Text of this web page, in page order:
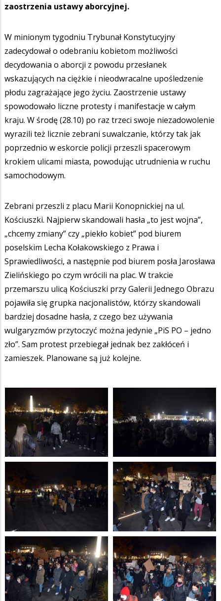
zaostrzenia ustawy aborcyjnej.
W minionym tygodniu Trybunał Konstytucyjny
zadecydował o odebraniu kobietom możliwości
decydowania o aborcji z powodu przesłanek
wskazujących na ciężkie i nieodwracalne upośledzenie
płodu zagrażające jego życiu. Zaostrzenie ustawy
spowodowało liczne protesty i manifestacje w całym
kraju. W środę (28.10) po raz trzeci swoje niezadowolenie
wyrazili też licznie zebrani suwalczanie, którzy tak jak
poprzednio w eskorcie policji przeszli spacerowym
krokiem ulicami miasta, powodując utrudnienia w ruchu
samochodowym.
Zebrani przeszli z placu Marii Konopnickiej na ul.
Kościuszki. Najpierw skandowali hasła „to jest wojna”,
„chcemy zmiany” czy „piekło kobiet” pod biurem
poselskim Lecha Kołakowskiego z Prawa i
Sprawiedliwości, a następnie pod biurem posła Jarosława
Zielińskiego po czym wrócili na plac. W trakcie
przemarszu ulicą Kościuszki przy Galerii Jednego Obrazu
pojawiła się grupka nacjonalistów, którzy skandowali
bardziej dosadne hasła, z czego bez używania
wulgaryzmów przytoczyć można jedynie „PiS PO – jedno
zło”. Sam protest przebiegał jednak bez zakłóceń i
zamieszek. Planowane są już kolejne.